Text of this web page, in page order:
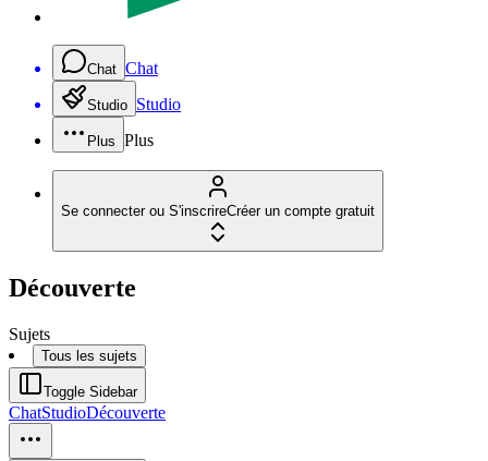
Chat Chat
Studio Studio
Plus Plus
Se connecter ou S'inscrireCréer un compte gratuit
Découverte
Sujets
Tous les sujets
Toggle Sidebar
ChatStudioDécouverte